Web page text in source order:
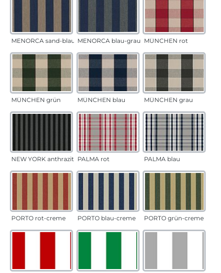
MENORCA sand-blau MENORCA blau-grau MÜNCHEN rot
MÜNCHEN grün MÜNCHEN blau MÜNCHEN grau
NEW YORK anthrazit PALMA rot PALMA blau
PORTO rot-creme PORTO blau-creme PORTO grün-creme